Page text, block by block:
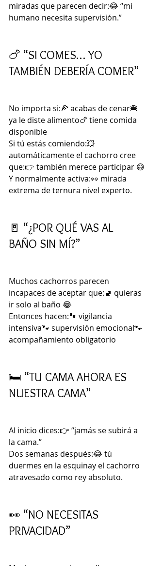
miradas que parecen decir:😂 “mi
humano necesita supervisión.”
🍗 “SI COMES… YO
TAMBIÉN DEBERÍA COMER”
No importa si:🍕 acabas de cenar🍔
ya le diste alimento🍗 tiene comida
disponible
Si tú estás comiendo:💥
automáticamente el cachorro cree
que:👉 también merece participar 😅
Y normalmente activa:👀 mirada
extrema de ternura nivel experto.
🚪 “¿POR QUÉ VAS AL
BAÑO SIN MÍ?”
Muchos cachorros parecen
incapaces de aceptar que:🚽 quieras
ir solo al baño 😂
Entonces hacen:🐾 vigilancia
intensiva🐾 supervisión emocional🐾
acompañamiento obligatorio
🛏️ “TU CAMA AHORA ES
NUESTRA CAMA”
Al inicio dices:👉 “jamás se subirá a
la cama.”
Dos semanas después:😂 tú
duermes en la esquinay el cachorro
atravesado como rey absoluto.
👀 “NO NECESITAS
PRIVACIDAD”